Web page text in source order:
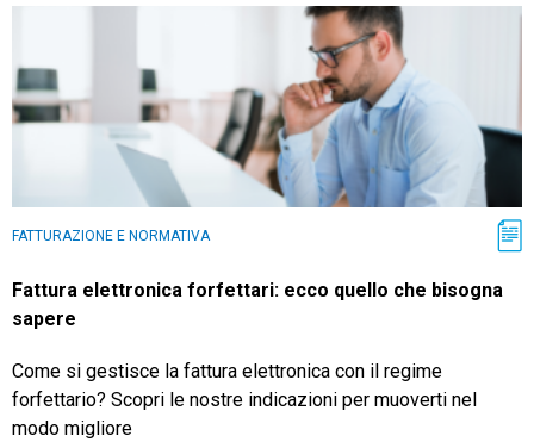
FATTURAZIONE E NORMATIVA
Fattura elettronica forfettari: ecco quello che bisogna
sapere
Come si gestisce la fattura elettronica con il regime
forfettario? Scopri le nostre indicazioni per muoverti nel
modo migliore